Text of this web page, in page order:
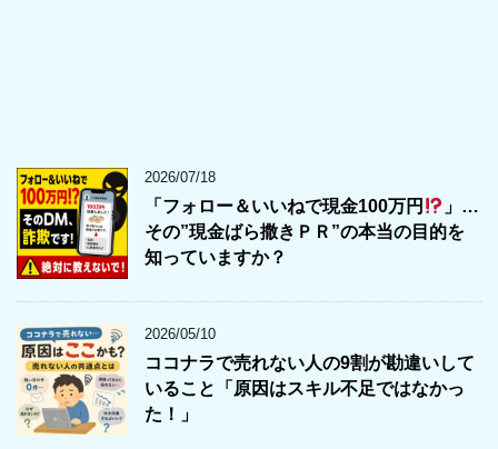
2026/07/18
「フォロー＆いいねで現金100万円
」…
その”現金ばら撒きＰＲ”の本当の目的を
知っていますか？
2026/05/10
ココナラで売れない人の9割が勘違いして
いること「原因はスキル不足ではなかっ
た！」